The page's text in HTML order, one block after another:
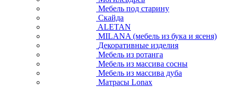
Мебель под старину
Скайда
ALETAN
MILANA (мебель из бука и ясеня)
Декоративные изделия
Мебель из ротанга
Мебель из массива сосны
Мебель из массива дуба
Матрасы Lonax